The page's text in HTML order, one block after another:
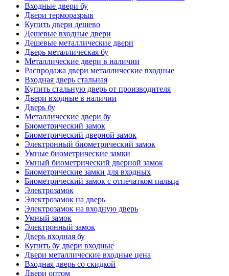
Входные двери бу
Двери терморазрыв
Купить двери дешево
Дешевые входные двери
Дешевые металлические двери
Дверь металлическая бу
Металлические двери в наличии
Распродажа двери металлические входные
Входная дверь стальная
Купить стальную дверь от производителя
Двери входные в наличии
Дверь бу
Металлические двери бу
Биометрический замок
Биометрический дверной замок
Электронный биометрический замок
Умные биометрические замки
Умный биометрический дверной замок
Биометрические замки для входных
Биометрический замок с отпечатком пальца
Электрозамок
Электрозамок на дверь
Электрозамок на входную дверь
Умный замок
Электронный замок
Дверь входная бу
Купить бу двери входные
Двери металлические входные цена
Входная дверь со скидкой
Двери оптом